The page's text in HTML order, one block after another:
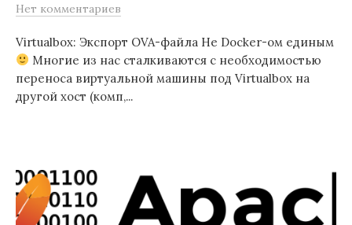
Нет комментариев
Virtualbox: Экспорт OVA-файла Не Docker-ом единым
Многие из нас сталкиваются с необходимостью
переноса виртуальной машины под Virtualbox на
другой хост (комп,...